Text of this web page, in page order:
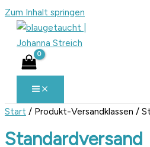
Zum Inhalt springen
Start / Produkt-Versandklassen /
Standardversand